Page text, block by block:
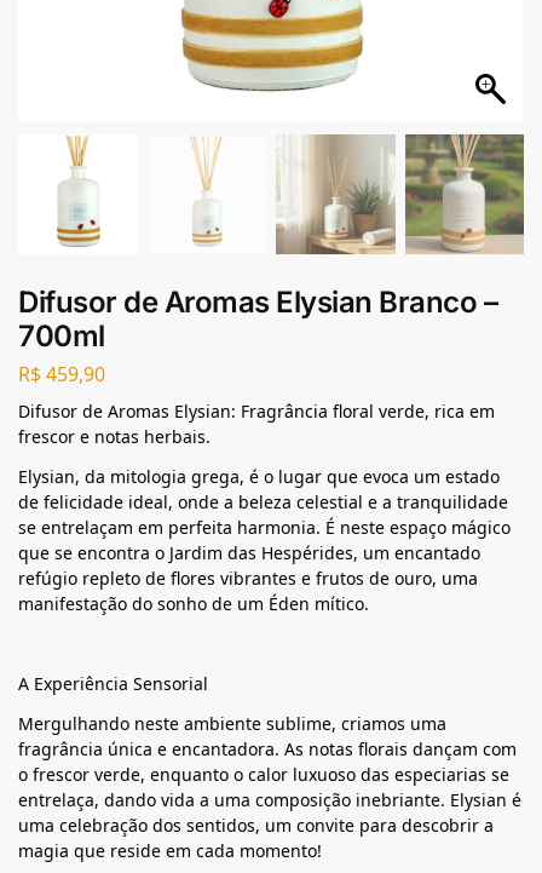
Difusor de Aromas Elysian Branco –
700ml
R$459,90
Difusor de Aromas Elysian: Fragrância floral verde, rica em
frescor e notas herbais.
Elysian, da mitologia grega, é o lugar que evoca um estado
de felicidade ideal, onde a beleza celestial e a tranquilidade
se entrelaçam em perfeita harmonia. É neste espaço mágico
que se encontra o Jardim das Hespérides, um encantado
refúgio repleto de flores vibrantes e frutos de ouro, uma
manifestação do sonho de um Éden mítico.
A Experiência Sensorial
Mergulhando neste ambiente sublime, criamos uma
fragrância única e encantadora. As notas florais dançam com
o frescor verde, enquanto o calor luxuoso das especiarias se
entrelaça, dando vida a uma composição inebriante. Elysian é
uma celebração dos sentidos, um convite para descobrir a
magia que reside em cada momento!